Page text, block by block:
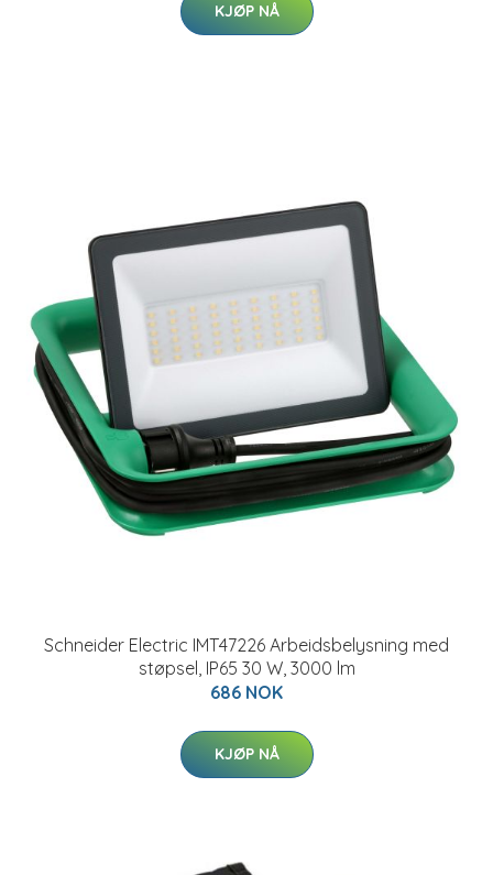
KJØP NÅ
Schneider Electric IMT47226 Arbeidsbelysning med
støpsel, IP65 30 W, 3000 lm
686 NOK
KJØP NÅ